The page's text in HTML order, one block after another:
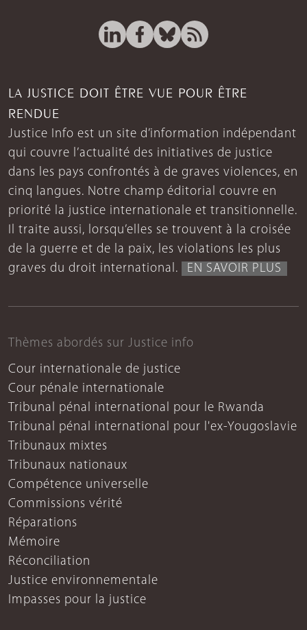
LA JUSTICE DOIT ÊTRE VUE POUR ÊTRE
RENDUE
Justice Info est un site d’information indépendant
qui couvre l’actualité des initiatives de justice
dans les pays confrontés à de graves violences, en
cinq langues. Notre champ éditorial couvre en
priorité la justice internationale et transitionnelle.
Il traite aussi, lorsqu’elles se trouvent à la croisée
de la guerre et de la paix, les violations les plus
graves du droit international.
EN SAVOIR PLUS
Thèmes abordés sur Justice info
Cour internationale de justice
Cour pénale internationale
Tribunal pénal international pour le Rwanda
Tribunal pénal international pour l'ex-Yougoslavie
Tribunaux mixtes
Tribunaux nationaux
Compétence universelle
Commissions vérité
Réparations
Mémoire
Réconciliation
Justice environnementale
Impasses pour la justice